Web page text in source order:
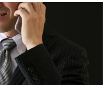
亡 無理心中か 兵庫
粛を呼びかけ
ら全国で開始